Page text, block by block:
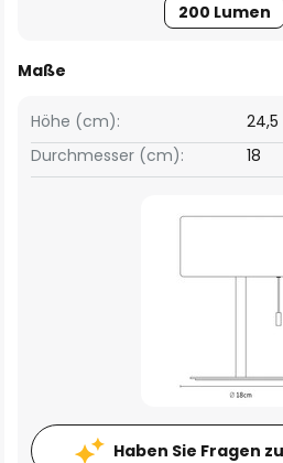
200 Lumen
Maße
Höhe (cm):
24,5
Durchmesser (cm):
18
Haben Sie Fragen